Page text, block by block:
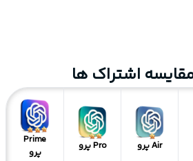
اشتراک ها
Air پرو
Pro پرو
Prime
پرو